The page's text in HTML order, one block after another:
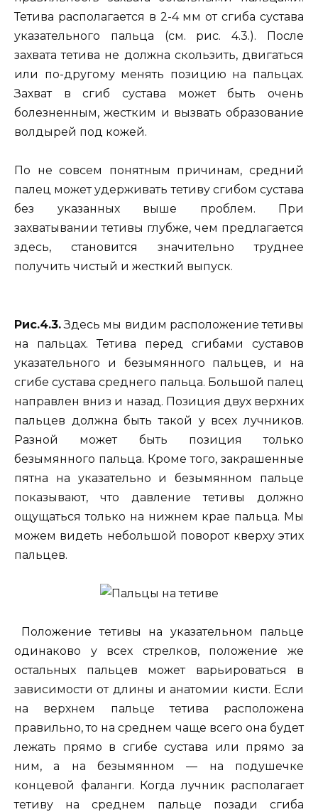
Тетива располагается в 2-4 мм от сгиба сустава
указательного пальца (см. рис. 4.3.). После
захвата тетива не должна скользить, двигаться
или по-другому менять позицию на пальцах.
Захват в сгиб сустава может быть очень
болезненным, жестким и вызвать образование
волдырей под кожей.
По не совсем понятным причинам, средний
палец может удерживать тетиву сгибом сустава
без указанных выше проблем. При
захватывании тетивы глубже, чем предлагается
здесь, становится значительно труднее
получить чистый и жесткий выпуск.
Рис.4.3.Здесь мы видим расположение тетивы
на пальцах. Тетива перед сгибами суставов
указательного и безымянного пальцев, и на
сгибе сустава среднего пальца. Большой палец
направлен вниз и назад. Позиция двух верхних
пальцев должна быть такой у всех лучников.
Разной может быть позиция только
безымянного пальца. Кроме того, закрашенные
пятна на указательно и безымянном пальце
показывают, что давление тетивы должно
ощущаться только на нижнем крае пальца. Мы
можем видеть небольшой поворот кверху этих
пальцев.
Положение тетивы на указательном пальце
одинаково у всех стрелков, положение же
остальных пальцев может варьироваться в
зависимости от длины и анатомии кисти. Если
на верхнем пальце тетива расположена
правильно, то на среднем чаще всего она будет
лежать прямо в сгибе сустава или прямо за
ним, а на безымянном — на подушечке
концевой фаланги. Когда лучник располагает
тетиву на среднем пальце позади сгиба